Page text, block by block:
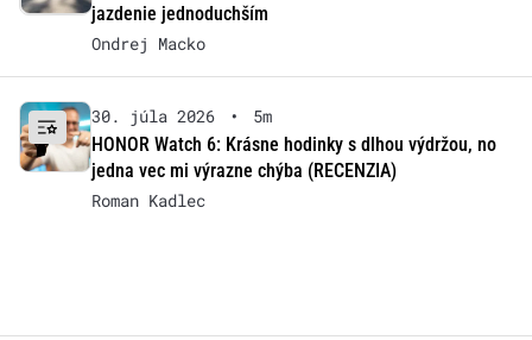
jazdenie jednoduchším
Ondrej Macko
30. júla 2026 •
5m
HONOR Watch 6: Krásne hodinky s dlhou výdržou, no
jedna vec mi výrazne chýba (RECENZIA)
Roman Kadlec